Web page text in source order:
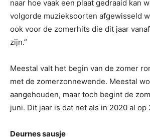
naar hoe vaak een plaat gedraaid kan
volgorde muzieksoorten afgewisseld
ook voor de zomerhits die dit jaar
zijn.”
Meestal valt het begin van de zomer
met de zomerzonnewende. Meestal
aangehouden, maar toch begint de
juni. Dit jaar is dat net als in 2020 al op
Deurnes sausje